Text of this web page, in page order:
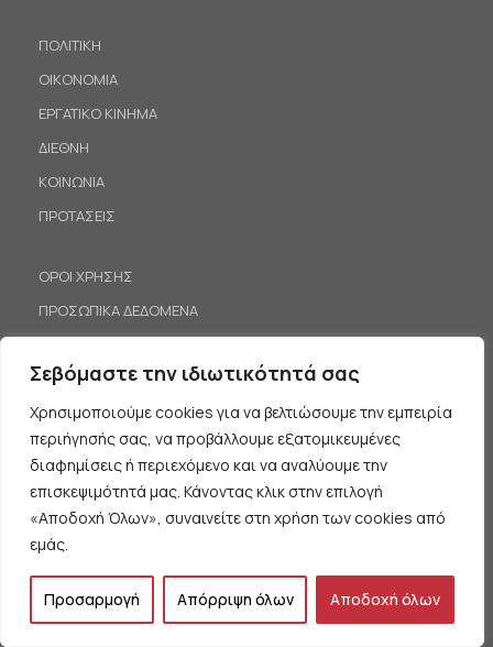
Σεβόμαστε την ιδιωτικότητά σας
Χρησιμοποιούμε cookies για να βελτιώσουμε την εμπειρία
περιήγησής σας, να προβάλλουμε εξατομικευμένες
διαφημίσεις ή περιεχόμενο και να αναλύουμε την
επισκεψιμότητά μας. Κάνοντας κλικ στην επιλογή
«Αποδοχή Όλων», συναινείτε στη χρήση των cookies από
εμάς.
Προσαρμογή Απόρριψη όλων Αποδοχή όλων
ΠΟΛΙΤΙΚΗ
ΟΙΚΟΝΟΜΙΑ
ΕΡΓΑΤΙΚΟ ΚΙΝΗΜΑ
ΔΙΕΘΝΗ
ΚΟΙΝΩΝΙΑ
ΠΡΟΤΑΣΕΙΣ
ΟΡΟΙ ΧΡΗΣΗΣ
ΠΡΟΣΩΠΙΚΑ ΔΕΔΟΜΕΝΑ
ΘΕΩΡΙΑ
ΙΣΤΟΡΙΑ
ΠΟΛΙΤΙΣΜΟΣ
ΑΝΑΚΟΙΝΩΣΕΙΣ – ΕΚΔΗΛΩΣΕΙΣ
ΠΑΙΔΕΙΑ
ΚΙΝΗΤΟΠΟΙΗΣΕΙΣ